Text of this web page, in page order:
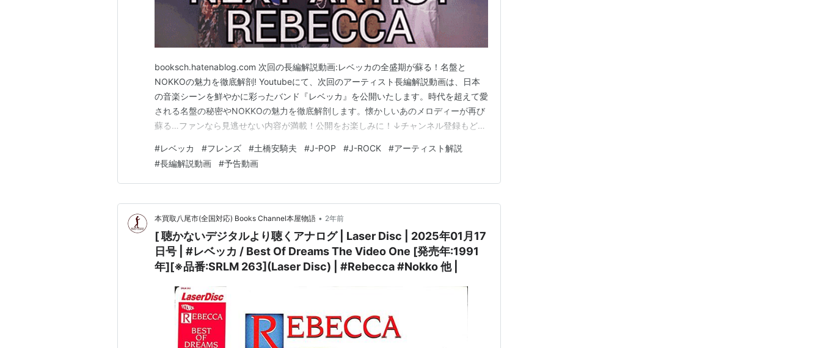
booksch.hatenablog.com 次回の長編解説動画:レベッカの全盛期が蘇る！名盤と
NOKKOの魅力を徹底解剖! Youtubeにて、次回のアーティスト長編解説動画は、日本
の音楽シーンを鮮やかに彩ったバンド『レベッカ』を公開いたします。時代を超えて愛
される名盤の秘密やNOKKOの魅力を徹底解剖します。懐かしいあのメロディーが再び
蘇る…ファンなら見逃せない内容が満載！公開をお楽しみに！↓チャンネル登録もどう
ーティスト長編解説動画は、日本の音楽シーンを鮮やかに彩ったバンド『レベ…
#レベッカ #フレンズ #土橋安騎夫 #J-POP #J-ROCK #アーティスト解説
#長編解説動画 #予告動画
本買取八尾市(全国対応) Books Channel本屋物語 • 2年前
[ 聴かないデジタルより聴くアナログ | Laser Disc | 2025年01月17
日号 | #レベッカ / Best Of Dreams The Video One [発売年:1991
年][※品番:SRLM 263](Laser Disc) | #Rebecca #Nokko 他 |